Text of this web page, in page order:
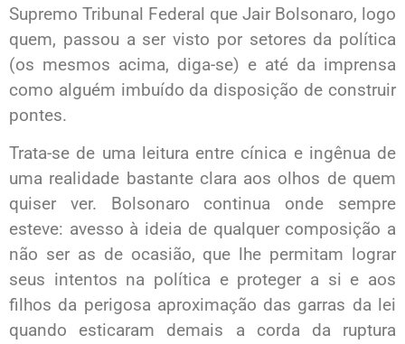
Supremo Tribunal Federal que Jair Bolsonaro, logo
quem, passou a ser visto por setores da política
(os mesmos acima, diga-se) e até da imprensa
como alguém imbuído da disposição de construir
pontes.
Trata-se de uma leitura entre cínica e ingênua de
uma realidade bastante clara aos olhos de quem
quiser ver. Bolsonaro continua onde sempre
esteve: avesso à ideia de qualquer composição a
não ser as de ocasião, que lhe permitam lograr
seus intentos na política e proteger a si e aos
filhos da perigosa aproximação das garras da lei
quando esticaram demais a corda da ruptura